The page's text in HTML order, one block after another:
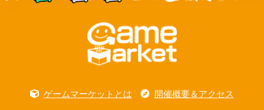
ゲームマーケットとは 開催概要＆アクセス